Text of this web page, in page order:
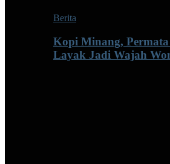
Berita
Kopi Minang,
Layak Jadi Wajah